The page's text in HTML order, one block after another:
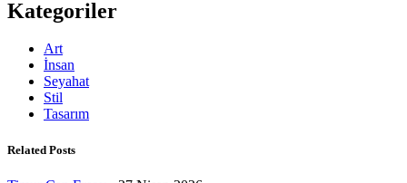
Kategoriler
Art
İnsan
Seyahat
Stil
Tasarım
Related Posts